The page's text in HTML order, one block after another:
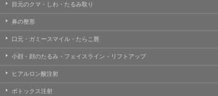
目元のクマ・しわ・たるみ取り
鼻の整形
口元・ガミースマイル・たらこ唇
小顔・顔のたるみ・フェイスライン・リフトアップ
ヒアルロン酸注射
ボトックス注射